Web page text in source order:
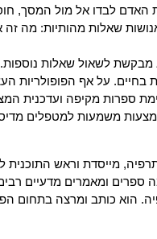
האדם לבדו אל מול המסך,
שאלות מהותיות: מה זה
מבקשת לשאול שאלות
על אף הפופולריות
ספרות מקיפה ועדכנית
משמעות למטפלים
מייסדת וראש התוכנית
ספרים ומאמרים מדעיים
הוא כותב ומרצה בתחום